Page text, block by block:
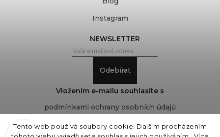
Tento web používá soubory cookie. Dalším procházením
Instagram
NEWSLETTER
Odebírat
Vložením e-mailu souhlasíte s
podmínkami ochrany osobních údajů